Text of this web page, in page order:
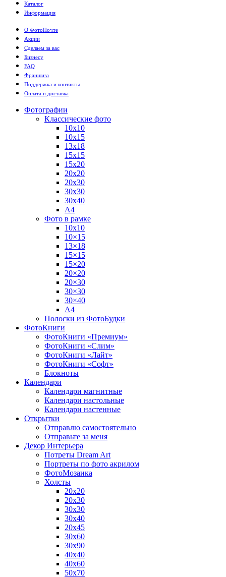
Каталог
Информация
О ФотоПочте
Акции
Сделаем за вас
Бизнесу
FAQ
Франшиза
Поддержка и контакты
Оплата и доставка
Фотографии
Классические фото
10х10
10х15
13х18
15х15
15х20
20х20
20х30
30х30
30х40
А4
Фото в рамке
10х10
10×15
13×18
15×15
15×20
20×20
20×30
30×30
30×40
A4
Полоски из ФотоБудки
ФотоКниги
ФотоКниги «Премиум»
ФотоКниги «Слим»
ФотоКниги «Лайт»
ФотоКниги «Софт»
Блокноты
Календари
Календари магнитные
Календари настольные
Календари настенные
Открытки
Отправлю самостоятельно
Отправьте за меня
Декор Интерьера
Потреты Dream Art
Портреты по фото акрилом
ФотоМозаика
Холсты
20х20
20х30
30х30
30х40
20х45
30х60
30х90
40х40
40х60
50х70